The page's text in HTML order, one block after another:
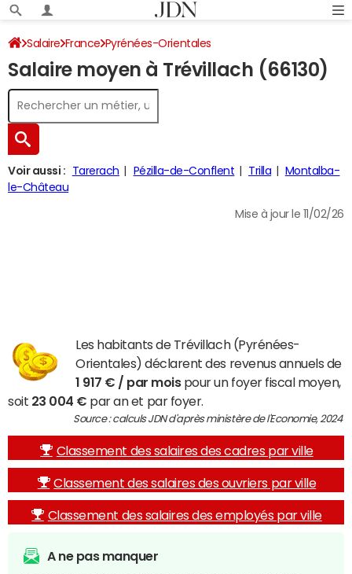
Salaire France Pyrénées-Orientales
Salaire moyen à Trévillach (66130)
Voir aussi : Tarerach Pézilla-de-Conflent Trilla
Montalba-
le-Château
Mise à jour le 11/02/26
Les habitants de Trévillach (Pyrénées-
Orientales) déclarent des revenus annuels de
1 917 € / par moispour un foyer fiscal moyen,
soit 23 004 € par an et par foyer.
Source : calculs JDN d'après ministère de l'Economie, 2024
Classement des salaires des cadres par ville
Classement des salaires des ouvriers par ville
Classement des salaires des employés par ville
A ne pas manquer